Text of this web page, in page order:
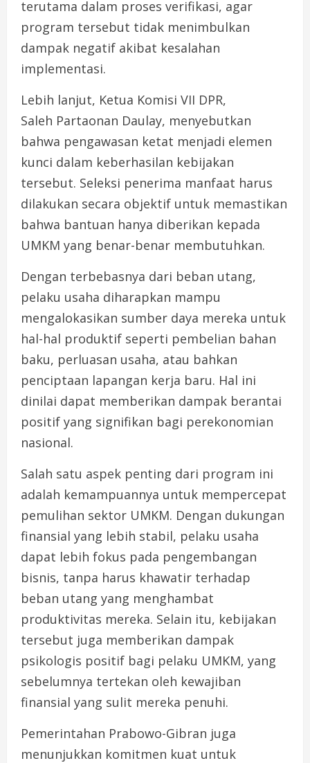
terutama dalam proses verifikasi, agar
program tersebut tidak menimbulkan
dampak negatif akibat kesalahan
implementasi.
Lebih lanjut, Ketua Komisi VII DPR,
Saleh Partaonan Daulay, menyebutkan
bahwa pengawasan ketat menjadi elemen
kunci dalam keberhasilan kebijakan
tersebut. Seleksi penerima manfaat harus
dilakukan secara objektif untuk memastikan
bahwa bantuan hanya diberikan kepada
UMKM yang benar-benar membutuhkan.
Dengan terbebasnya dari beban utang,
pelaku usaha diharapkan mampu
mengalokasikan sumber daya mereka untuk
hal-hal produktif seperti pembelian bahan
baku, perluasan usaha, atau bahkan
penciptaan lapangan kerja baru. Hal ini
dinilai dapat memberikan dampak berantai
positif yang signifikan bagi perekonomian
nasional.
Salah satu aspek penting dari program ini
adalah kemampuannya untuk mempercepat
pemulihan sektor UMKM. Dengan dukungan
finansial yang lebih stabil, pelaku usaha
dapat lebih fokus pada pengembangan
bisnis, tanpa harus khawatir terhadap
beban utang yang menghambat
produktivitas mereka. Selain itu, kebijakan
tersebut juga memberikan dampak
psikologis positif bagi pelaku UMKM, yang
sebelumnya tertekan oleh kewajiban
finansial yang sulit mereka penuhi.
Pemerintahan Prabowo-Gibran juga
menunjukkan komitmen kuat untuk